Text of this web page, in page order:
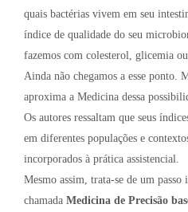
quais bactérias vivem em seu
índice de qualidade do seu
fazemos com colesterol, glicemia
Ainda não chegamos a esse ponto.
aproxima a Medicina dessa
Os autores ressaltam que seus
em diferentes populações e
incorporados à prática assistencial.
Mesmo assim, trata-se de um
chamada Medicina de Precisão